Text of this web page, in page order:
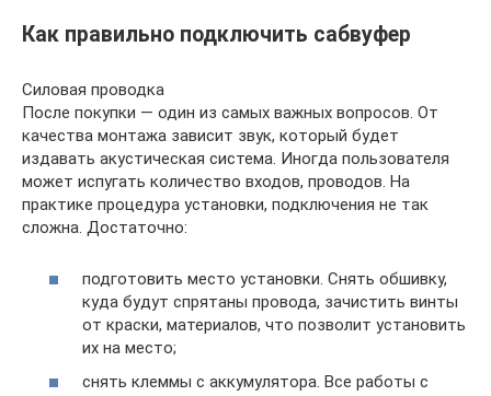
Как правильно подключить сабвуфер
Силовая проводка
После покупки — один из самых важных вопросов. От
качества монтажа зависит звук, который будет
издавать акустическая система. Иногда пользователя
может испугать количество входов, проводов. На
практике процедура установки, подключения не так
сложна. Достаточно:
подготовить место установки. Снять обшивку,
куда будут спрятаны провода, зачистить винты
от краски, материалов, что позволит установить
их на место;
снять клеммы с аккумулятора. Все работы с